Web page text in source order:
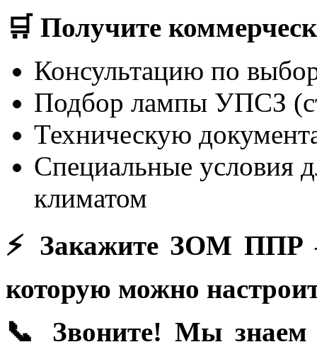
🛒 Получите
Консультацию по
Подбор лампы УПСЗ
Техническую
Специальные условия
климатом
⚡ Закажите ЗОМ ППР
которую можно
📞 Звоните! Мы знаем